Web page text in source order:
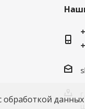
обработкой